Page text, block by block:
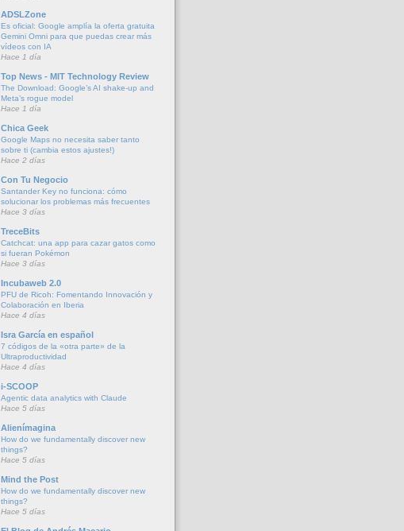
ADSLZone
Es oficial: Google amplía la oferta gratuita
Gemini Omni para que puedas crear más
vídeos con IA
Hace 1 día
Top News - MIT Technology Review
The Download: Google’s AI shake-up and
Meta’s rogue model
Hace 1 día
Chica Geek
Google Maps no necesita saber tanto
sobre ti (cambia estos ajustes!)
Hace 2 días
Con Tu Negocio
Santander Key no funciona: cómo
solucionar los problemas más frecuentes
Hace 3 días
TreceBits
Catchcat: una app para cazar gatos como
si fueran Pokémon
Hace 3 días
Incubaweb 2.0
PFU de Ricoh: Fomentando Innovación y
Colaboración en Iberia
Hace 4 días
Isra García en español
7 códigos de la «otra parte» de la
Ultraproductividad
Hace 4 días
i-SCOOP
Agentic data analytics with Claude
Hace 5 días
Alienímagina
How do we fundamentally discover new
things?
Hace 5 días
Mind the Post
How do we fundamentally discover new
things?
Hace 5 días